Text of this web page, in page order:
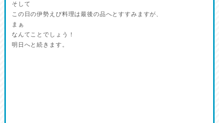
そして
この日の伊勢えび料理は最後の品へとすすみますが、
まぁ
なんてことでしょう！
明日へと続きます。